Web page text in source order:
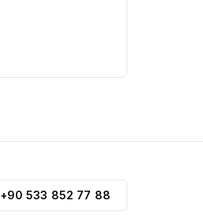
+90 533 852 77 88